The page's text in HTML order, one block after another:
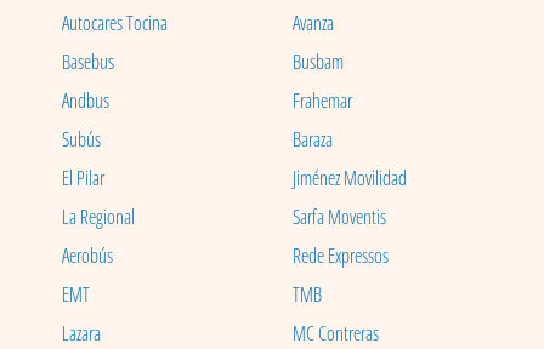
Autocares Tocina
Avanza
Basebus
Busbam
Andbus
Frahemar
Subús
Baraza
El Pilar
Jiménez Movilidad
La Regional
Sarfa Moventis
Aerobús
Rede Expressos
EMT
TMB
Lazara
MC Contreras